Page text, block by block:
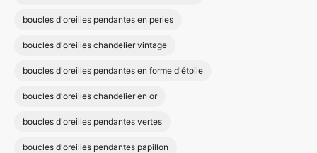
boucles d'oreilles pendantes en perles
boucles d'oreilles chandelier vintage
boucles d'oreilles pendantes en forme d'étoile
boucles d'oreilles chandelier en or
boucles d'oreilles pendantes vertes
boucles d'oreilles pendantes papillon